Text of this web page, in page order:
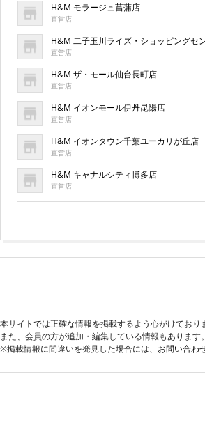
H&M モラージュ菖蒲店
直営店
H&M 二子玉川ライズ・ショッピングセ
直営店
H&M ザ・モール仙台長町店
直営店
H&M イオンモール伊丹昆陽店
直営店
H&M イオンタウン千葉ユーカリが丘店
直営店
H&M キャナルシティ博多店
直営店
本サイトでは正確な情報を掲載するよう心がけてお
また、会員の方が追加・編集している情報もありま
※掲載情報に間違いを発見した場合には、 お問い合わ